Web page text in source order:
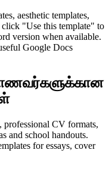
aesthetic templates,
click "Use this template" to
version when available.
Google Docs
professional CV formats,
and school handouts.
for essays, cover